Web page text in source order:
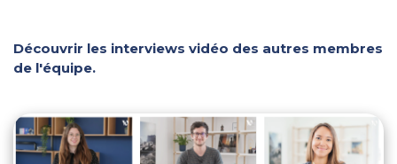
Découvrir les interviews vidéo des autres membres
de l'équipe.